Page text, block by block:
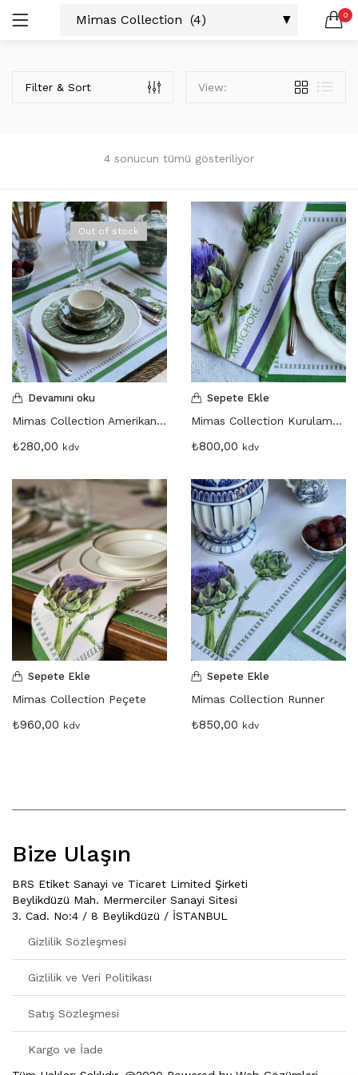
0
Lost password?
Countrylife Blue (6)
Countrylife Green (1)
Countrylife Orange (2)
Ekose & Pötikare (2)
EL YAPIMI ÜRÜNLER (6)
Mutfak Önlükleri (2)
Kurulama Bezi (4)
Limoncello Azzurri (2)
Limoncello Rosso (3)
Martinmas Collection (3)
Morris Collection (1)
Noi Collection (12)
Peçete (41)
Red Serenity (28)
Runner (14)
Supla (8)
Wild Flowers (2)
4 sonucun tümü gösteriliyor
Filter & Sort View:
Out of stock
Devamını oku
Mimas Collection Amerikan Servis
₺280,00 kdv
Sepete Ekle
Mimas Collection Kurulama Bezi
₺800,00 kdv
Sepete Ekle
Mimas Collection Peçete
₺960,00 kdv
Sepete Ekle
Mimas Collection Runner
₺850,00 kdv
Bize Ulaşın
BRS Etiket Sanayi ve Ticaret Limited Şirketi
Beylikdüzü Mah. Mermerciler Sanayi Sitesi
3. Cad. No:4 / 8 Beylikdüzü / İSTANBUL
Gizlilik Sözleşmesi
Gizlilik ve Veri Politikası
Satış Sözleşmesi
Kargo ve İade